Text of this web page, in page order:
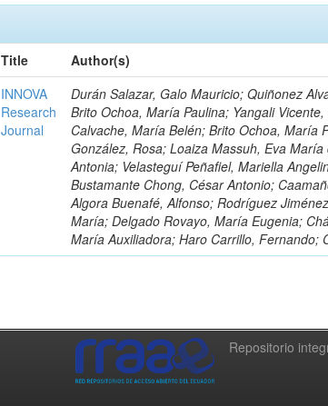
Title
Author(s)
INNOVA
Research
Journal
Durán Salazar, Galo Mauricio; Quiñonez
Brito Ochoa, María Paulina; Yangali
Calvache, María Belén; Brito Ochoa, María
González, Rosa; Loaiza Massuh, Eva
Antonia; Velasteguí Peñafiel, Mariella
Bustamante Chong, César Antonio;
Algora Buenafé, Alfonso; Rodríguez
María; Delgado Rovayo, María Eugenia;
María Auxiliadora; Haro Carrillo, Fernando;
Repositorio